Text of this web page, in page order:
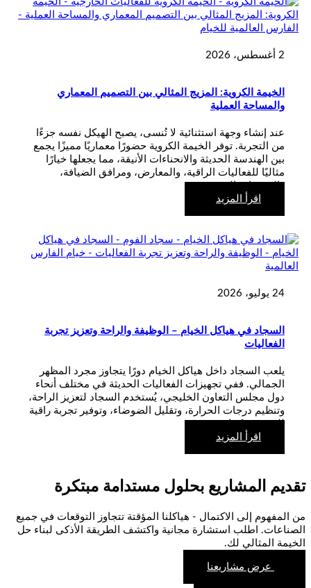
2 أغسطس، 2026
الخيمة الكروية: المزيج المثالي بين التصميم المعماري
والمساحة العملية
عند إنشاء وجهة استثنائية لا تُنسى، يصبح الهيكل نفسه جزءًا
من التجربة. توفر الخيمة الكروية حضورًا معماريًا مميزًا يجمع
بين الهندسة الحديثة والانحناءات الأنيقة، مما يجعلها خيارًا
مثاليًا للفعاليات الراقية، والمعارض، ومرافق الضيافة،
اقرأ المزيد
24 يوليو، 2026
السجاد في هياكل الخيام – الوظيفة والراحة وتعزيز تجربة
الفعاليات
يلعب السجاد داخل هياكل الخيام دورًا يتجاوز مجرد المظهر
الجمالي. ففي تجهيزات الفعاليات الحديثة في مختلف أنحاء
دول مجلس التعاون الخليجي، يُستخدم السجاد لتعزيز الراحة،
وتنظيم درجات الحرارة، وتقليل الضوضاء، وتوفير تجربة راقية
للضيوف. كما…
اقرأ المزيد
تقديم المشاريع بحلول مستدامة مبتكرة
من المفهوم إلى الاكتمال - هياكلنا المؤقتة تتجاوز التوقعات في جميع
الصناعات. اطلب استشارة مجانية واكتشف الطريقة الأذكى لبناء حل
الخيمة المثالي لك.
عرض مشاريعنا